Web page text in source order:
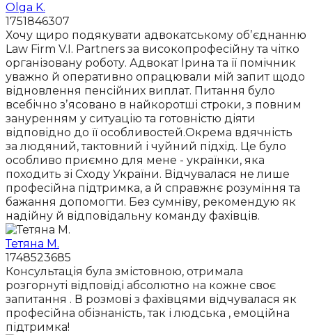
Olga K.
1751846307
Хочу щиро подякувати адвокатському обʼєднанню
Law Firm V.I. Partners за високопрофесійну та чітко
організовану роботу. Адвокат Ірина та її помічник
уважно й оперативно опрацювали мій запит щодо
відновлення пенсійних виплат. Питання було
всебічно зʼясовано в найкоротші строки, з повним
зануренням у ситуацію та готовністю діяти
відповідно до її особливостей.Окрема вдячність
за людяний, тактовний і чуйний підхід. Це було
особливо приємно для мене - українки, яка
походить зі Сходу України. Відчувалася не лише
професійна підтримка, а й справжнє розуміння та
бажання допомогти. Без сумніву, рекомендую як
надійну й відповідальну команду фахівців.
Тетяна М.
1748523685
Консультація була змістовною, отримала
розгорнуті відповіді абсолютно на кожне своє
запитання . В розмові з фахівцями відчувалася як
професійна обізнаність, так і людська , емоційна
підтримка!